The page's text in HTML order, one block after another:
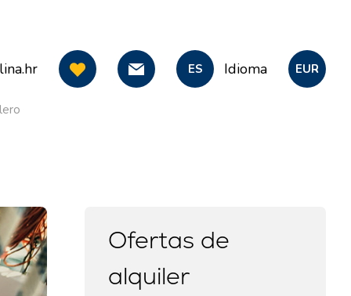
ES Idioma EUR
Ofertas de
alquiler